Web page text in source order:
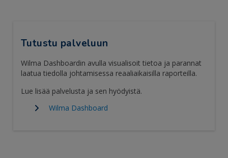
Tutustu palveluun
Wilma Dashboardin avulla visualisoit tietoa ja parannat
laatua tiedolla johtamisessa reaaliaikaisilla raporteilla.
Lue lisää palvelusta ja sen hyödyistä.
Wilma Dashboard